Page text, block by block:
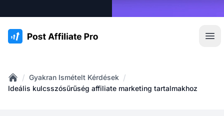
:site.title
Home
/ Gyakran Ismételt Kérdések /
Ideális kulcsszósűrűség affiliate marketing tartalmakhoz